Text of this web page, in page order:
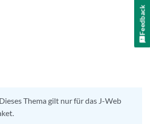
Dieses Thema gilt nur für das J-Web
Feedback